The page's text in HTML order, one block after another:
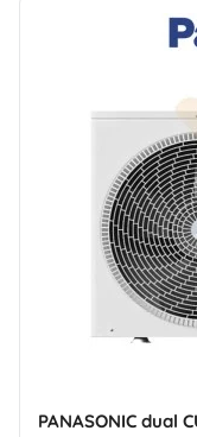
PANASONIC dual